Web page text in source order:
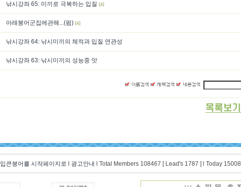
낚시강좌 65: 미끼로 극복하는 입질 [4]
아래붕어군집에관해...(펌) [4]
낚시강좌 64: 낚시미끼의 체적과 입질 연관성
낚시강좌 63: 낚시미끼의 성능중 맛
입큰붕어를 시작페이지로 광고안내 l Total Members 108467 [ Lead's 1787 ] l Today 15008